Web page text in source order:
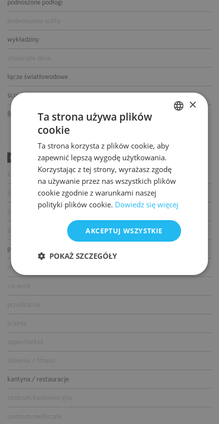
podnoszone podłogi
podwieszane sufity
wykładziny
łącze światłowodowe
ścianki działowe
BMS
UDOGODNIENIA
paczkomat
parking dla rowerów
myjnia samochodowa
co-work
supermarket
siłownia / fitness
kantyna / restauracje
centrum konferencyjne
centrum medyczne
ENGLISH
×
Ta strona używa plików
cookie
Ta strona korzysta z plików cookie, aby
zapewnić lepszą wygodę użytkowania.
Korzystając z tej strony, wyrażasz zgodę
na używanie przez nas wszystkich plików
cookie zgodnie z warunkami naszej
polityki plików cookie. Dowiedz się więcej
AKCEPTUJ WSZYSTKIE
POKAŻ SZCZEGÓŁY